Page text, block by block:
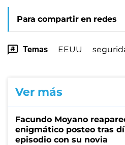
Para compartir en redes
Temas EEUU
Ver más
Facundo Moyano
enigmático posteo tras
episodio con su novia